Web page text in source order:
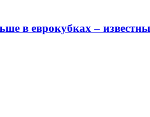
в еврокубках –